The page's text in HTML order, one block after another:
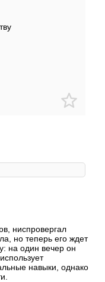
ниспровергал
но теперь его ждет
на один вечер он
навыки, однако